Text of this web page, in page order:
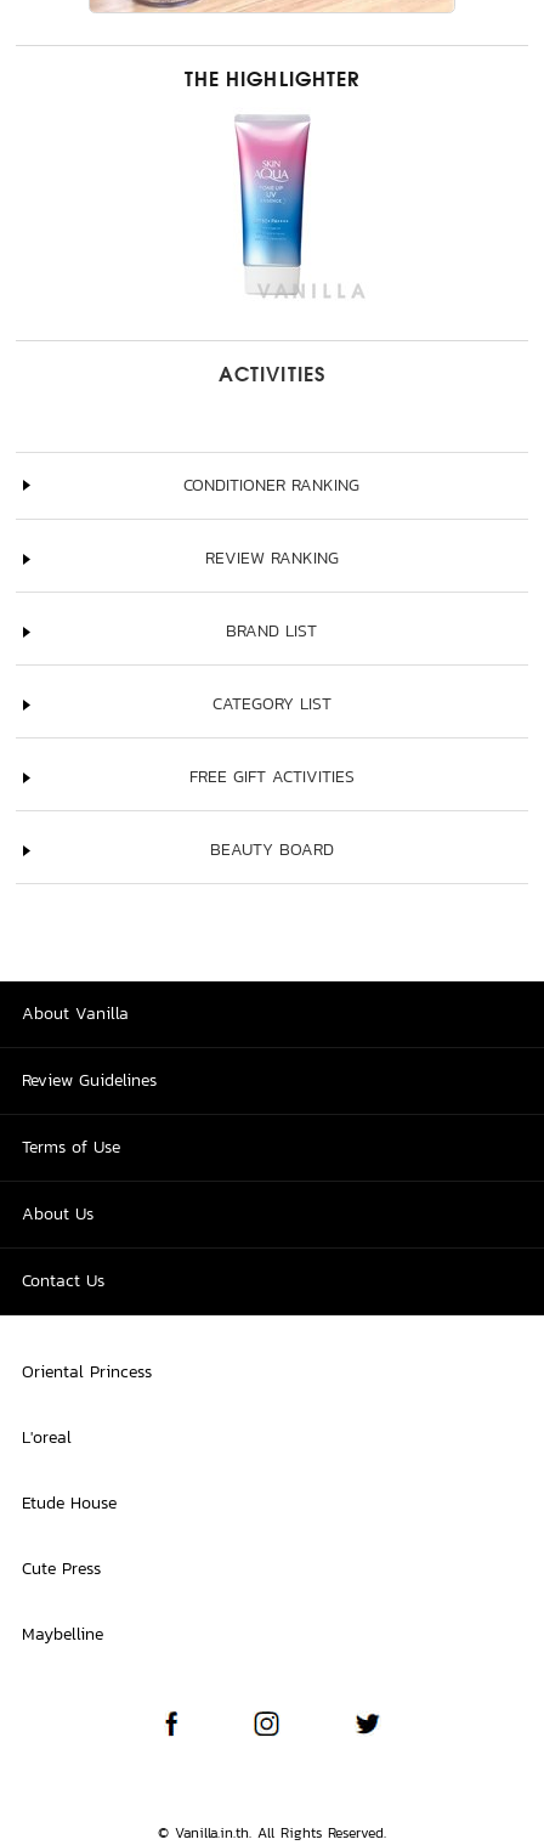
THE HIGHLIGHTER
ACTIVITIES
CONDITIONER RANKING
REVIEW RANKING
BRAND LIST
CATEGORY LIST
FREE GIFT ACTIVITIES
BEAUTY BOARD
About Vanilla
Review Guidelines
Terms of Use
About Us
Contact Us
Oriental Princess
L'oreal
Etude House
Cute Press
Maybelline
© Vanilla.in.th. All Rights Reserved.